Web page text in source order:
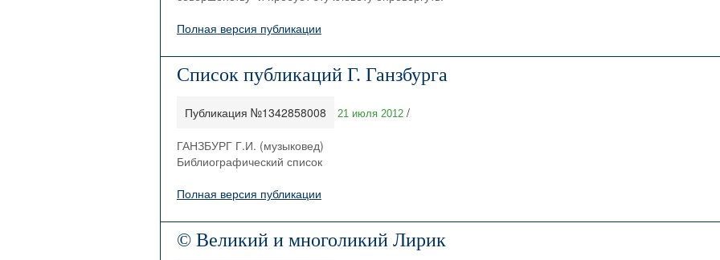
Полная версия публикации
Список публикаций Г. Ганзбурга
Публикация №1342858008 21 июля 2012 /
ГАНЗБУРГ Г.И. (музыковед)
Библиографический список
Полная версия публикации
© Великий и многоликий Лирик